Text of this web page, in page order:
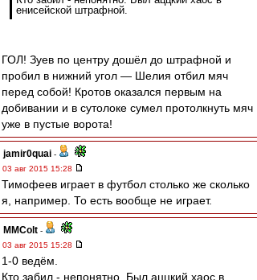
енисейской штрафной.
ГОЛ! Зуев по центру дошёл до штрафной и
пробил в нижний угол — Шелия отбил мяч
перед собой! Кротов оказался первым на
добивании и в сутолоке сумел протолкнуть мяч
уже в пустые ворота!
jamir0quai -
03 авг 2015 15:28
Тимофеев играет в футбол столько же сколько
я, например. То есть вообще не играет.
MMColt -
03 авг 2015 15:28
1-0 ведём.
Кто забил - непонятно. Был аццкий хаос в